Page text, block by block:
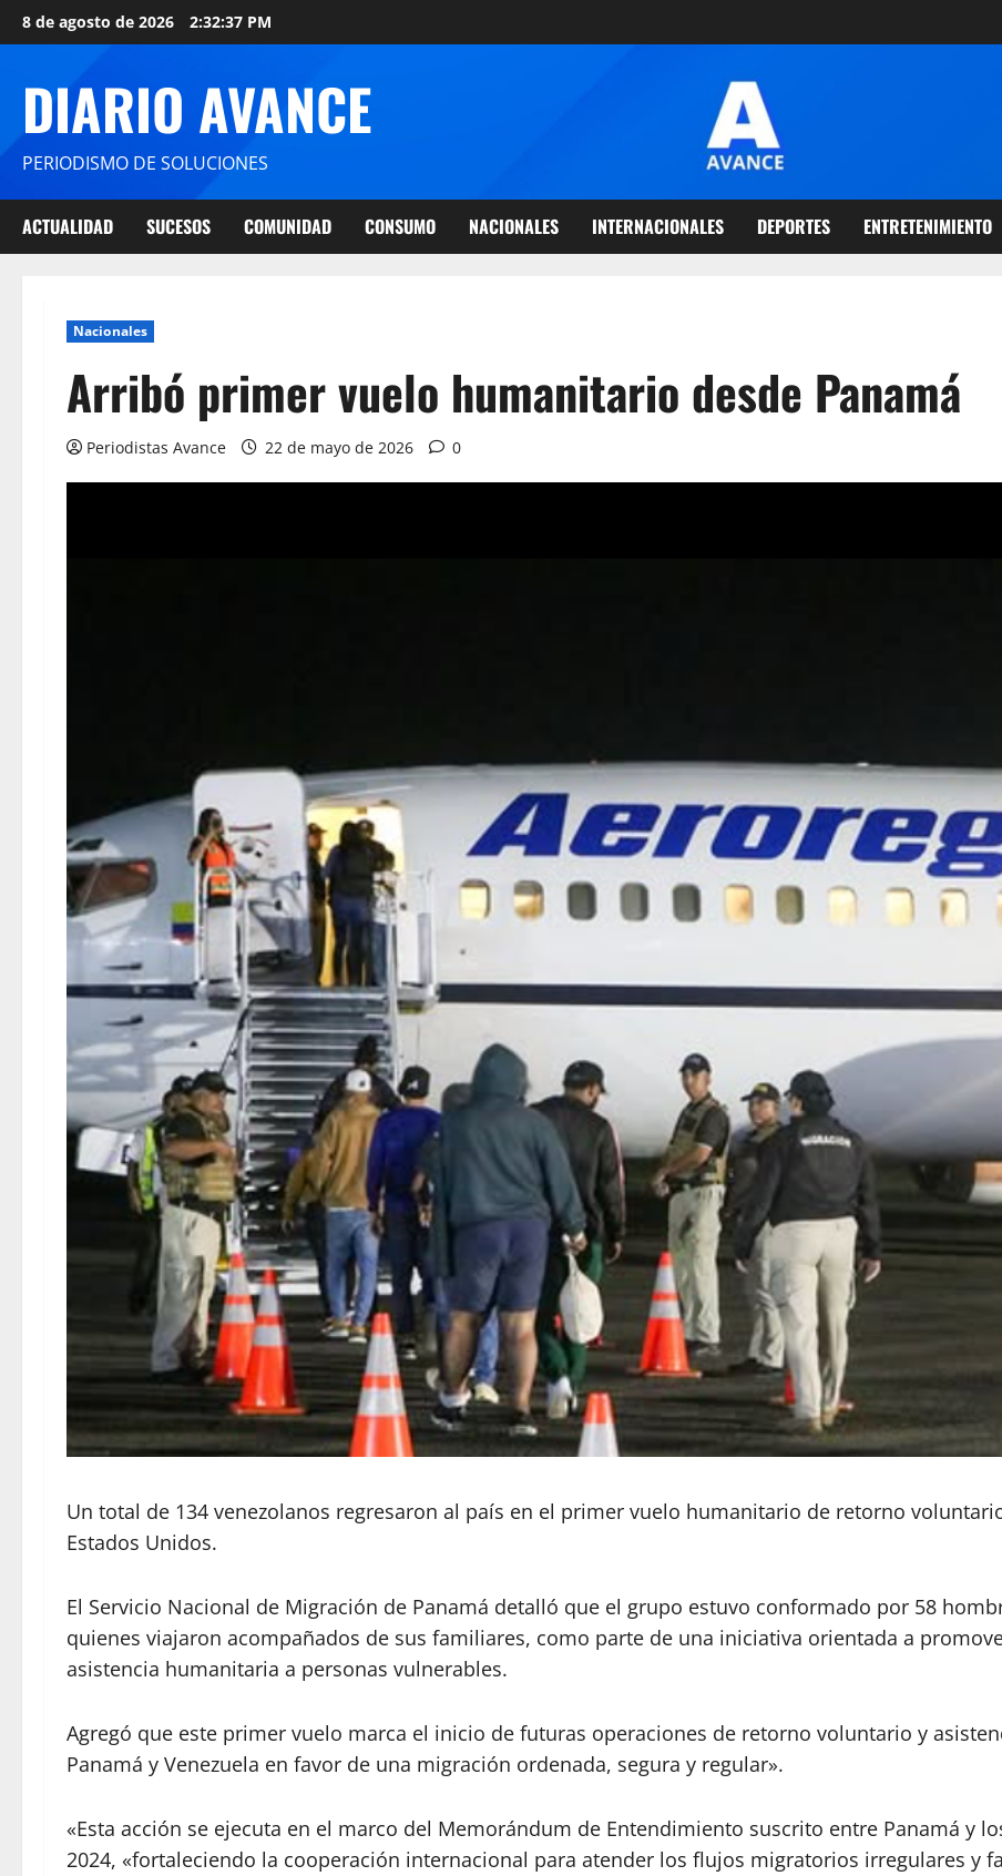
8 de agosto de 2026 2:32:38 PM
DIARIO AVANCE
PERIODISMO DE SOLUCIONES
ACTUALIDAD SUCESOS COMUNIDAD CONSUMO NACIONALES INTERNACIONALES DEPORTES ENTRETENIMIENTO
Nacionales
Arribó primer vuelo humanitario desde Panamá
Periodistas Avance 22 de mayo de 2026 0
Un total de 134 venezolanos regresaron al país en el primer vuelo humanitario de retorno
Estados Unidos.
El Servicio Nacional de Migración de Panamá detalló que el grupo estuvo conformado por 58
quienes viajaron acompañados de sus familiares, como parte de una iniciativa orientada a
asistencia humanitaria a personas vulnerables.
Agregó que este primer vuelo marca el inicio de futuras operaciones de retorno voluntario y
Panamá y Venezuela en favor de una migración ordenada, segura y regular».
«Esta acción se ejecuta en el marco del Memorándum de Entendimiento suscrito entre Panamá y
2024, «fortaleciendo la cooperación internacional para atender los flujos migratorios irregulares y